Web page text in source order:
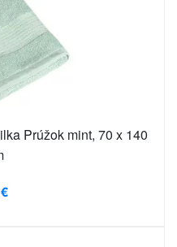
Prúžok mint, 70 x 140